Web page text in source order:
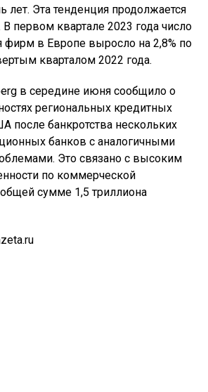
лет. Эта тенденция продолжается
первом квартале 2023 года число
фирм в Европе выросло на 2,8% по
кварталом 2022 года.
в середине июня сообщило о
региональных кредитных
после банкротства нескольких
банков с аналогичными
Это связано с высоким
по коммерческой
сумме 1,5 триллиона